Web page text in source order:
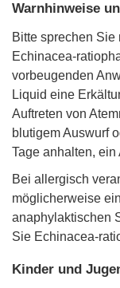
Warnhinweise
Bitte sprechen Sie
Echinacea-
vorbeugenden
Liquid eine
Auftreten von
blutigem Auswurf
Tage anhalten, ein
Bei allergisch
möglicherweise
anaphylaktischen
Sie Echinacea-
Kinder und